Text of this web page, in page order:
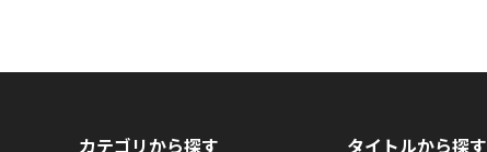
カテゴリから探す タイトルから探す